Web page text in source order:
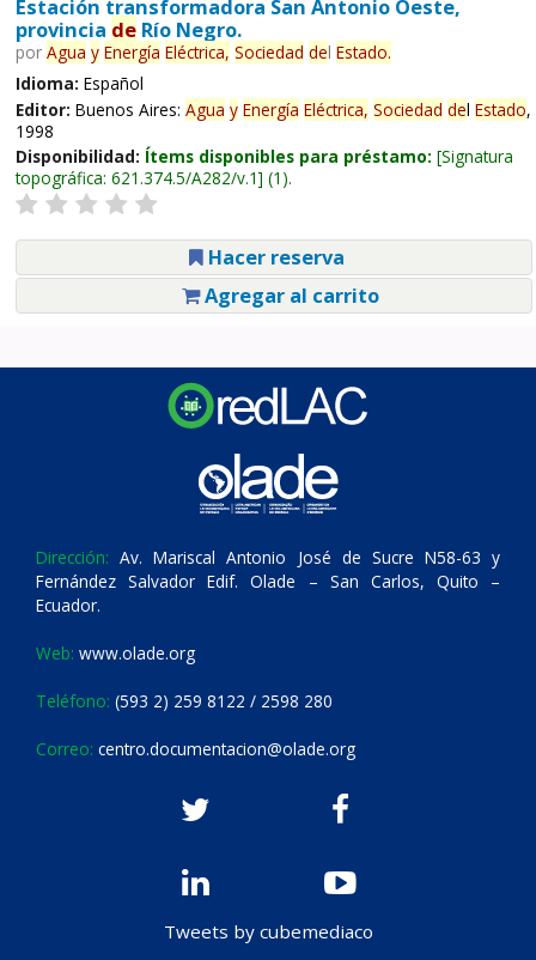
Estación transformadora San Antonio Oeste,
provincia deRío Negro.
por Agua y Energía Eléctrica, Sociedad del Estado.
Idioma: Español
Editor: Buenos Aires: Agua y Energía Eléctrica, Sociedad del Estado,
1998
Disponibilidad: Ítems disponibles para préstamo: Signatura
topográfica: 621.374.5/A282/v.1 (1).
Hacer reserva
Agregar al carrito
Dirección: Av. Mariscal Antonio José de Sucre N58-63 y
Fernández Salvador Edif. Olade – San Carlos, Quito –
Ecuador.
Web: www.olade.org
Teléfono: (593 2) 259 8122 / 2598 280
Correo: centro.documentacion@olade.org
Tweets by cubemediaco